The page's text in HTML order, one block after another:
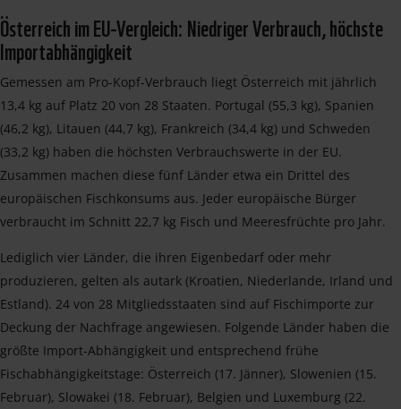
Österreich im EU-Vergleich: Niedriger Verbrauch, höchste
Importabhängigkeit
Gemessen am Pro-Kopf-Verbrauch liegt Österreich mit jährlich
13,4 kg auf Platz 20 von 28 Staaten. Portugal (55,3 kg), Spanien
(46,2 kg), Litauen (44,7 kg), Frankreich (34,4 kg) und Schweden
(33,2 kg) haben die höchsten Verbrauchswerte in der EU.
Zusammen machen diese fünf Länder etwa ein Drittel des
europäischen Fischkonsums aus. Jeder europäische Bürger
verbraucht im Schnitt 22,7 kg Fisch und Meeresfrüchte pro Jahr.
Lediglich vier Länder, die ihren Eigenbedarf oder mehr
produzieren, gelten als autark (Kroatien, Niederlande, Irland und
Estland). 24 von 28 Mitgliedsstaaten sind auf Fischimporte zur
Deckung der Nachfrage angewiesen. Folgende Länder haben die
größte Import-Abhängigkeit und entsprechend frühe
Fischabhängigkeitstage: Österreich (17. Jänner), Slowenien (15.
Februar), Slowakei (18. Februar), Belgien und Luxemburg (22.